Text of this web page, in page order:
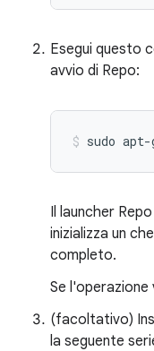
Esegui questo
avvio di Repo:
sudo apt-
Il launcher
inizializza un
completo.
Se l'operazione
(facoltativo)
la seguente